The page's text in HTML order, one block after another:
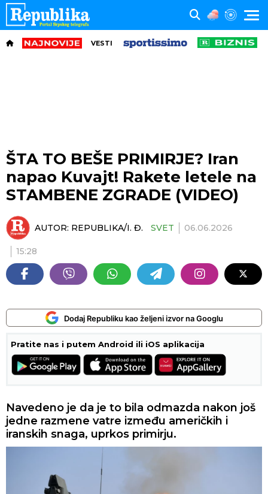
VESTI
ŠTA TO BEŠE PRIMIRJE? Iran
napao Kuvajt! Rakete letele na
STAMBENE ZGRADE (VIDEO)
AUTOR: REPUBLIKA/I. Đ. SVET 06.06.2026
15:28
Dodaj Republiku kao željeni izvor na Googlu
Pratite nas i putem Android ili iOS aplikacija
Navedeno je da je to bila odmazda nakon još
jedne razmene vatre između američkih i
iranskih snaga, uprkos primirju.